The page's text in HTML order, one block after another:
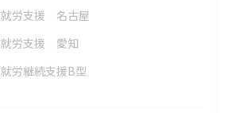
就労支援 名古屋
就労支援 愛知
就労継続支援B型